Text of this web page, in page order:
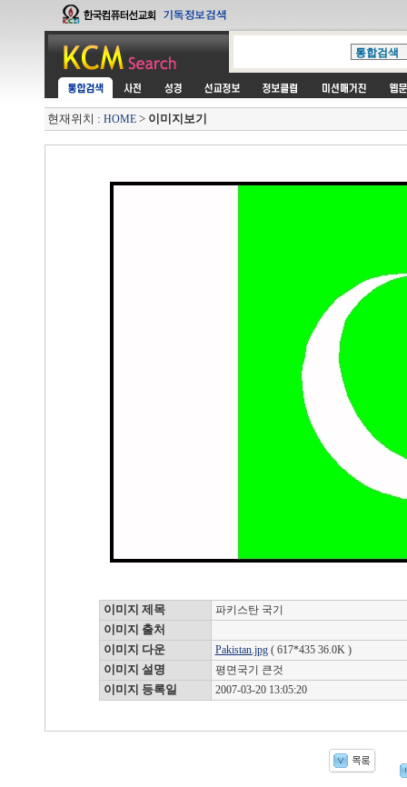
현재위치 : HOME > 이미지보기
이미지 제목 파키스탄 국기
이미지 출처
이미지 다운
Pakistan.jpg( 617*435 36.0K )
이미지 설명 평면국기 큰것
이미지 등록일 2007-03-20 13:05:20